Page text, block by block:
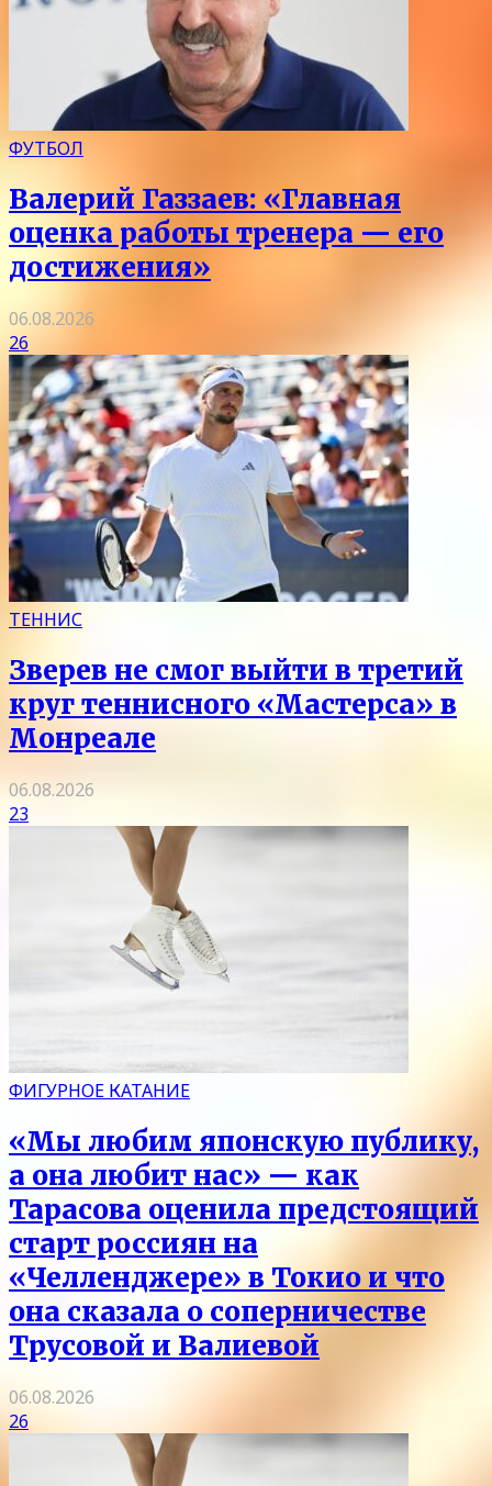
ФУТБОЛ
Валерий Газзаев: «Главная
оценка работы тренера — его
достижения»
06.08.2026
26
ТЕННИС
Зверев не смог выйти в третий
круг теннисного «Мастерса» в
Монреале
06.08.2026
23
ФИГУРНОЕ КАТАНИЕ
«Мы любим японскую публику,
а она любит нас» — как
Тарасова оценила предстоящий
старт россиян на
«Челленджере» в Токио и что
она сказала о соперничестве
Трусовой и Валиевой
06.08.2026
26